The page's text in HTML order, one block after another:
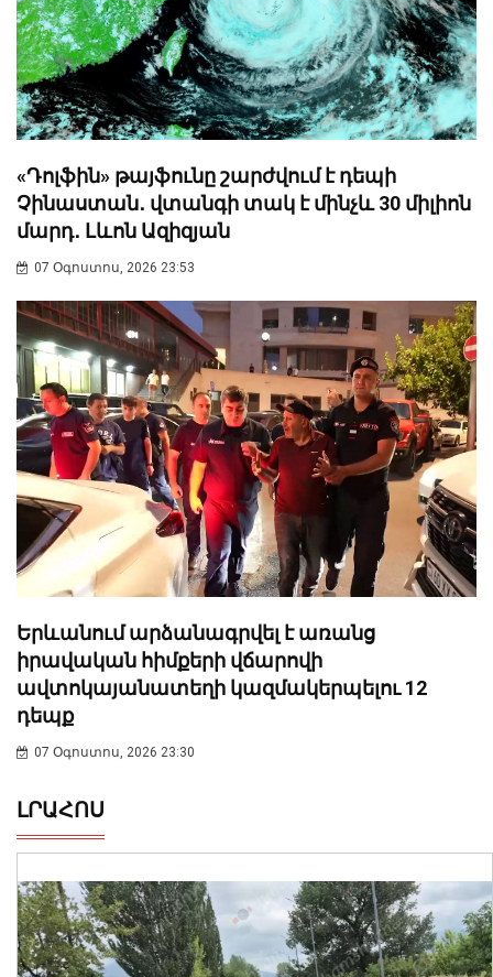
«Դոլֆին» թայֆունը շարժվում է դեպի
Չինաստան․ վտանգի տակ է մինչև 30 միլիոն
մարդ․ Լևոն Ազիզյան
07 Օգոստոս, 2026 23:53
Երևանում արձանագրվել է առանց
իրավական հիմքերի վճարովի
ավտոկայանատեղի կազմակերպելու 12
դեպք
07 Օգոստոս, 2026 23:30
ԼՐԱՀՈՍ